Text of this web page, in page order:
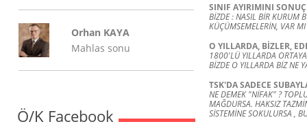
Orhan KAYA
Mahlas sonu
Ö/K Facebook
SINIF AYIRIMINI
BİZDE : NASIL BİR KURUM
KÜÇÜMSEMELERİN, VAR
O YILLARDA, BİZLER,
1800'LÜ YILLARDA
BİZDE O YILLARDA BİZ NE
TSK'DA SADECE
NE DEMEK "NİFAK" ?
MAĞDURSA. HAKSIZ
SİSTEMİNE SOKULURSA ,